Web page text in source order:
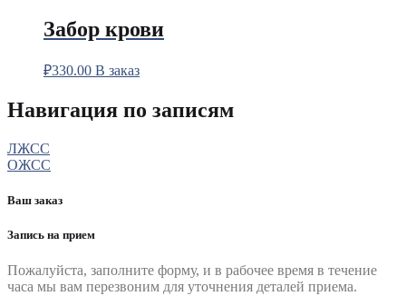
Забор крови
₽330.00 В заказ
Навигация по записям
ЛЖСС
ОЖСС
Ваш заказ
Запись на прием
Пожалуйста, заполните форму, и в рабочее время в течение
часа мы вам перезвоним для уточнения деталей приема.